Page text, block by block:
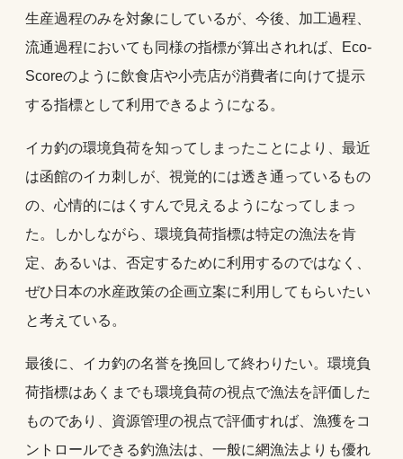
生産過程のみを対象にしているが、今後、加工過程、
流通過程においても同様の指標が算出されれば、Eco-
Scoreのように飲食店や小売店が消費者に向けて提示
する指標として利用できるようになる。
イカ釣の環境負荷を知ってしまったことにより、最近
は函館のイカ刺しが、視覚的には透き通っているもの
の、心情的にはくすんで見えるようになってしまっ
た。しかしながら、環境負荷指標は特定の漁法を肯
定、あるいは、否定するために利用するのではなく、
ぜひ日本の水産政策の企画立案に利用してもらいたい
と考えている。
最後に、イカ釣の名誉を挽回して終わりたい。環境負
荷指標はあくまでも環境負荷の視点で漁法を評価した
ものであり、資源管理の視点で評価すれば、漁獲をコ
ントロールできる釣漁法は、一般に網漁法よりも優れ